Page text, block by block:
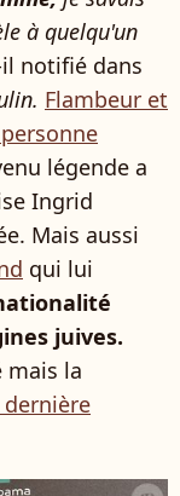
à quelqu'un
notifié dans
Flambeur et
légende a
Ingrid
Mais aussi
qui lui
juives.
mais la